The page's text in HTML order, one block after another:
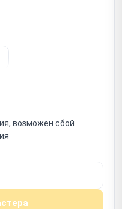
гари
возможен сбой